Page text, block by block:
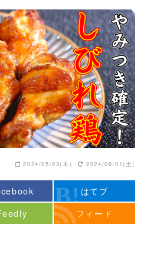
2024/05/23(木) 2024/06/01(土)
はてブ
フィード